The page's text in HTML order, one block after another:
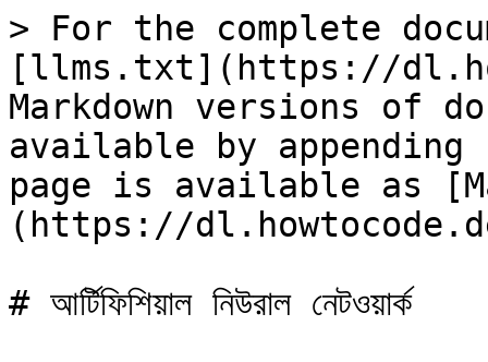
> For the complete
[llms.txt](https://
Markdown versions of
available by
page is available as
(https://
# আর্টিফিশিয়াল নিউরাল নেটওয়ার্ক